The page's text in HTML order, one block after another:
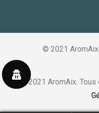
© 2021
© 2021 AromAix.